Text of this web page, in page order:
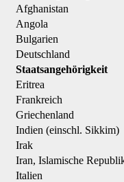
Afghanistan
Angola
Bulgarien
Deutschland
Staatsangehörigkeit
Eritrea
Frankreich
Griechenland
Indien (einschl. Sikkim)
Irak
Iran, Islamische
Italien